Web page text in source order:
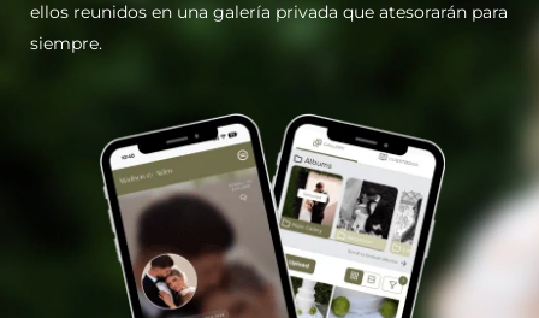
ellos reunidos en una galería privada que atesorarán para
siempre.